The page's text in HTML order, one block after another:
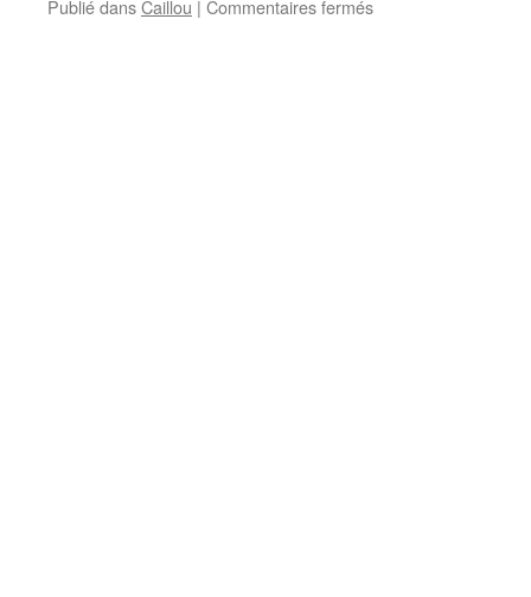
Publié dansCaillou | Commentaires ferméssur